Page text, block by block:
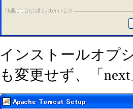
インストールオプ
も変更せず、「